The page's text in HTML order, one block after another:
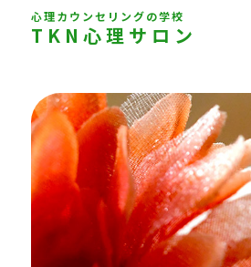
心理カウンセリングの学校
TKN心理サロン